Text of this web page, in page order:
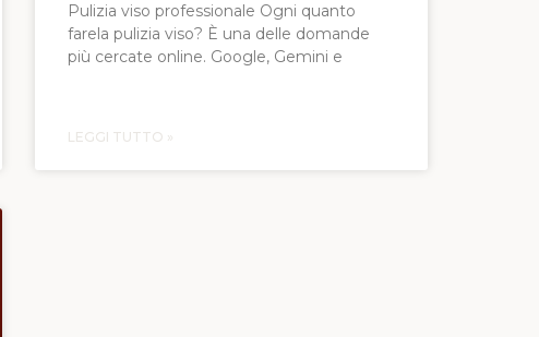
Pulizia viso professionale Ogni quanto
farela pulizia viso? È una delle domande
più cercate online. Google, Gemini e
LEGGI TUTTO »